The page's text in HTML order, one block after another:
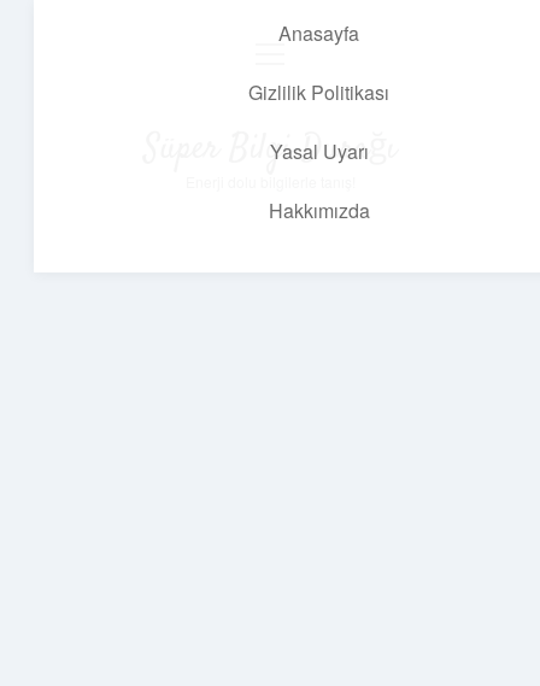
Anasayfa
Gizlilik Politikası
Yasal Uyarı
Hakkımızda
Süper Bilgi Durağı